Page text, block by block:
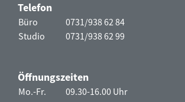
Telefon
Büro
0731/938 62 84
Studio
0731/938 62 99
Öffnungszeiten
Mo.-Fr. 09.30-16.00 Uhr